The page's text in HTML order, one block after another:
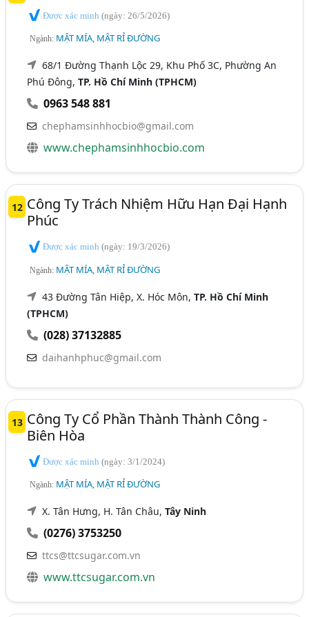
Được xác minh(ngày: 26/5/2026)
Ngành: MẬT MÍA, MẬT RỈ ĐƯỜNG
68/1 Đường Thạnh Lộc 29, Khu Phố 3C, Phường An
Phú Đông,TP. Hồ Chí Minh (TPHCM)
0963 548 881
chephamsinhhocbio@gmail.com
www.chephamsinhhocbio.com
12 Công Ty Trách Nhiệm Hữu Hạn Đại Hạnh
Phúc
Được xác minh(ngày: 19/3/2026)
Ngành: MẬT MÍA, MẬT RỈ ĐƯỜNG
43 Đường Tân Hiệp, X. Hóc Môn,TP. Hồ Chí Minh
(TPHCM)
(028) 37132885
daihanhphuc@gmail.com
13 Công Ty Cổ Phần Thành Thành Công -
Biên Hòa
Được xác minh(ngày: 3/1/2024)
Ngành: MẬT MÍA, MẬT RỈ ĐƯỜNG
X. Tân Hưng, H. Tân Châu,Tây Ninh
(0276) 3753250
ttcs@ttcsugar.com.vn
www.ttcsugar.com.vn